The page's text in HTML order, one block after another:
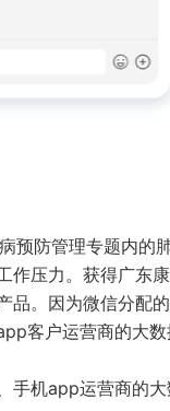
预防管理专题内
作压力。获得广东
品。因为微信分配
客户运营商的大
手机app运营商的